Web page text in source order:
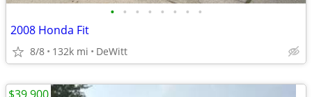
• • • • • • • •
2008 Honda Fit
8/8 132k mi DeWitt